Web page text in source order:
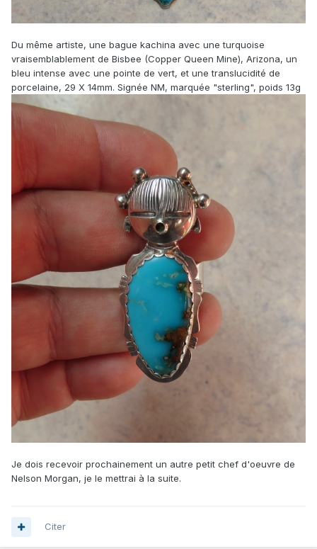
Du même artiste, une bague kachina avec une turquoise
vraisemblablement de Bisbee (Copper Queen Mine), Arizona, un
bleu intense avec une pointe de vert, et une translucidité de
porcelaine, 29 X 14mm. Signée NM, marquée "sterling", poids 13g
Je dois recevoir prochainement un autre petit chef d'oeuvre de
Nelson Morgan, je le mettrai à la suite.
Citer